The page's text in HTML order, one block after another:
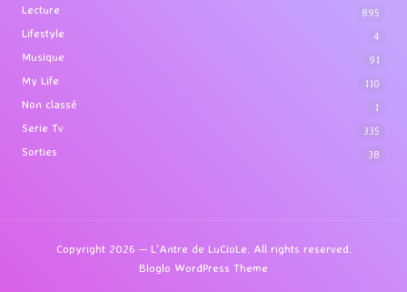
Lecture 895
Lifestyle 4
Musique 91
My Life 110
Non classé 1
Serie Tv 335
Sorties 38
Copyright 2026 — L'Antre de LuCioLe. All rights reserved.
Bloglo WordPress Theme